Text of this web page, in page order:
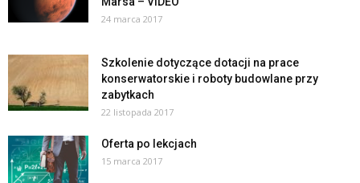
24 marca 2017
Szkolenie dotyczące dotacji na prace
konserwatorskie i roboty budowlane przy
zabytkach
22 listopada 2017
Oferta po lekcjach
15 marca 2017